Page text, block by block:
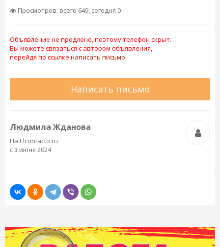
Просмотров: всего 649, сегодня 0
Объявление не продлено, поэтому телефон скрыт.
Вы можете связаться с автором объявления,
перейдя по ссылке написать письмо.
Написать письмо
Людмила Жданова
На Elcontacto.ru
с 3 июня 2024